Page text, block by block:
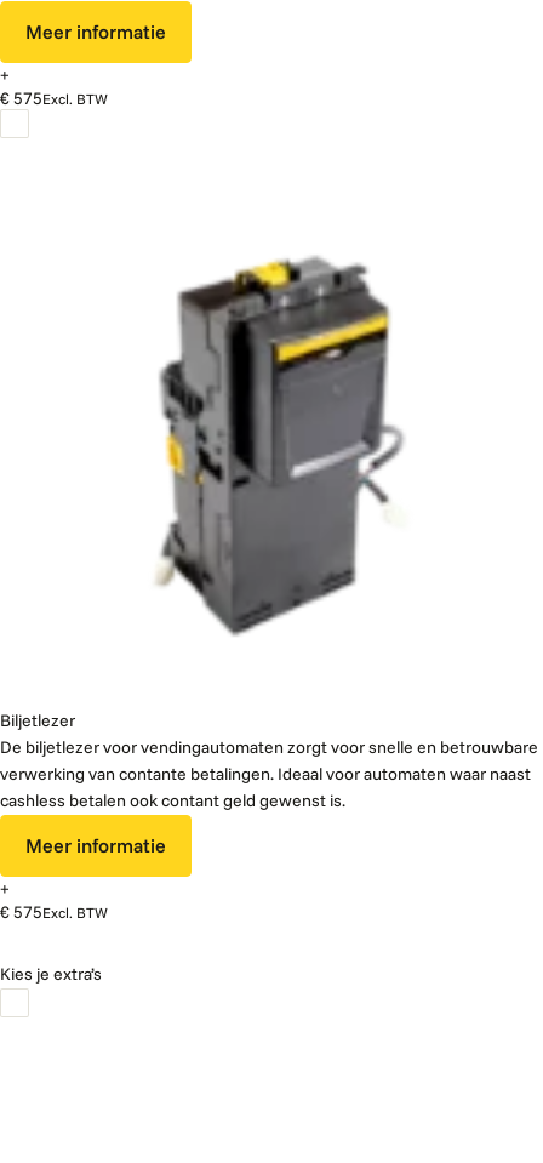
Meer informatie
+
€ 575Excl. BTW
Biljetlezer
De biljetlezer voor vendingautomaten zorgt voor snelle en betrouwbare
verwerking van contante betalingen. Ideaal voor automaten waar naast
cashless betalen ook contant geld gewenst is.
Meer informatie
+
€ 575Excl. BTW
Kies je extra’s